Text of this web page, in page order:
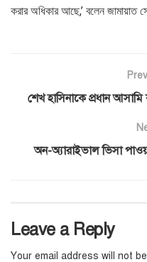
করার অধিকার আছে,’ বলেন জামায়াত
শেখ হাসিনাকে প্রধান
অন-অ্যারাইভাল ভিসা পাওয়া
Leave a Reply
Your email address will not